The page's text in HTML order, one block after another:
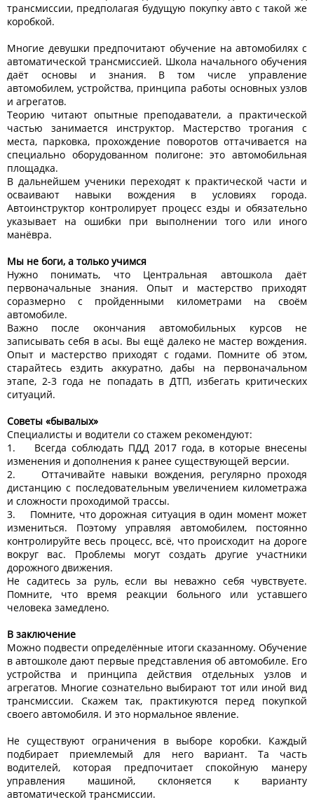
трансмиссии, предполагая будущую покупку авто с такой же
коробкой.
Многие девушки предпочитают обучение на автомобилях с
автоматической трансмиссией. Школа начального обучения
даёт основы и знания. В том числе управление
автомобилем, устройства, принципа работы основных узлов
и агрегатов.
Теорию читают опытные преподаватели, а практической
частью занимается инструктор. Мастерство трогания с
места, парковка, прохождение поворотов оттачивается на
специально оборудованном полигоне: это автомобильная
площадка.
В дальнейшем ученики переходят к практической части и
осваивают навыки вождения в условиях города.
Автоинструктор контролирует процесс езды и обязательно
указывает на ошибки при выполнении того или иного
манёвра.
Мы не боги, а только учимся
Нужно понимать, что Центральная автошкола даёт
первоначальные знания. Опыт и мастерство приходят
соразмерно с пройденными километрами на своём
автомобиле.
Важно после окончания автомобильных курсов не
записывать себя в асы. Вы ещё далеко не мастер вождения.
Опыт и мастерство приходят с годами. Помните об этом,
старайтесь ездить аккуратно, дабы на первоначальном
этапе, 2-3 года не попадать в ДТП, избегать критических
ситуаций.
Советы «бывалых»
Специалисты и водители со стажем рекомендуют:
1. Всегда соблюдать ПДД 2017 года, в которые внесены
изменения и дополнения к ранее существующей версии.
2. Оттачивайте навыки вождения, регулярно проходя
дистанцию с последовательным увеличением километража
и сложности проходимой трассы.
3. Помните, что дорожная ситуация в один момент может
измениться. Поэтому управляя автомобилем, постоянно
контролируйте весь процесс, всё, что происходит на дороге
вокруг вас. Проблемы могут создать другие участники
дорожного движения.
Не садитесь за руль, если вы неважно себя чувствуете.
Помните, что время реакции больного или уставшего
человека замедлено.
В заключение
Можно подвести определённые итоги сказанному. Обучение
в автошколе дают первые представления об автомобиле. Его
устройства и принципа действия отдельных узлов и
агрегатов. Многие сознательно выбирают тот или иной вид
трансмиссии. Скажем так, практикуются перед покупкой
своего автомобиля. И это нормальное явление.
Не существуют ограничения в выборе коробки. Каждый
подбирает приемлемый для него вариант. Та часть
водителей, которая предпочитает спокойную манеру
управления машиной, склоняется к варианту
автоматической трансмиссии.